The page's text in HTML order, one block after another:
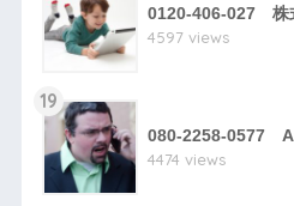
0120-406-027 株
4597 views
19
080-2258-0577
4474 views